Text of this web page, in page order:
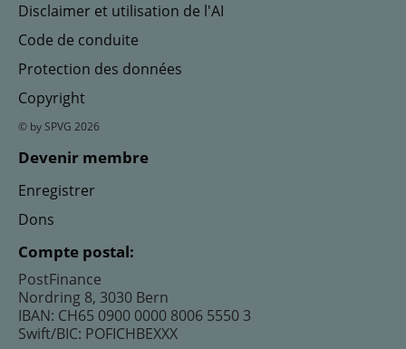
Disclaimer et utilisation de l'AI
Code de conduite
Protection des données
Copyright
© by SPVG 2026
Devenir membre
Enregistrer
Dons
Compte postal:
PostFinance
Nordring 8, 3030 Bern
IBAN: CH65 0900 0000 8006 5550 3
Swift/BIC: POFICHBEXXX